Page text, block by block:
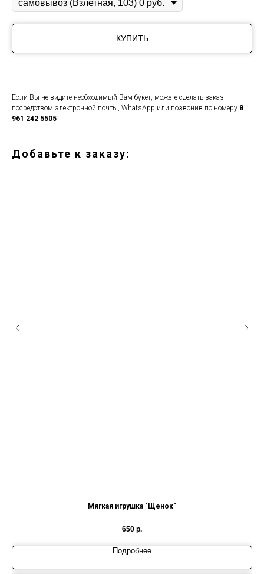
КУПИТЬ
Если Вы не видите необходимый Вам букет, можете сделать заказ
посредством электронной почты, WhatsApp или позвонив по номеру 8
961 242 5505
Добавьте к заказу:
Мягкая игрушка "Щенок"
650 р.
Подробнее